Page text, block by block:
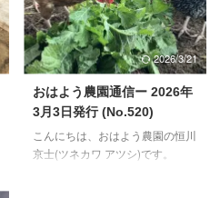
づくりの継続、この辺りを並行し
てやっていく予定です。 【鶏さ
んのご様子】 若い世代を中心に
産卵が春モードになりました。一
番若い世代の子たちの産卵も、先
週14日から始まりました。生後
134日目での初卵になり、ここ数
日の間は、３～5個/日ぐらいのペ
ースで進んでおります。しばらく
2026/3/21
おはよう農園通信ー 2026年
3月3日発行 (No.520)
こんにちは、おはよう農園の恒川
京士(ツネカワ アツシ)です。